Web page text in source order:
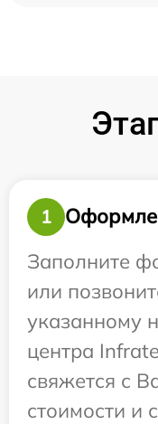
1
Заполните
или
указанному
центра
свяжется с
стоимости и